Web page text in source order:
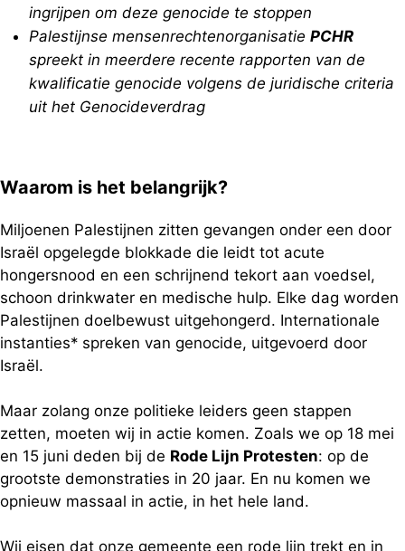
ingrijpen om deze genocide te stoppen
Palestijnse mensenrechtenorganisatie PCHR
spreekt in meerdere recente rapporten van de
kwalificatie genocide volgens de juridische criteria
uit het Genocideverdrag
Waarom is het belangrijk?
Miljoenen Palestijnen zitten gevangen onder een door
Israël opgelegde blokkade die leidt tot acute
hongersnood en een schrijnend tekort aan voedsel,
schoon drinkwater en medische hulp. Elke dag worden
Palestijnen doelbewust uitgehongerd. Internationale
instanties* spreken van genocide, uitgevoerd door
Israël.
Maar zolang onze politieke leiders geen stappen
zetten, moeten wij in actie komen. Zoals we op 18 mei
en 15 juni deden bij de Rode Lijn Protesten: op de
grootste demonstraties in 20 jaar. En nu komen we
opnieuw massaal in actie, in het hele land.
Wij eisen dat onze gemeente een rode lijn trekt en in